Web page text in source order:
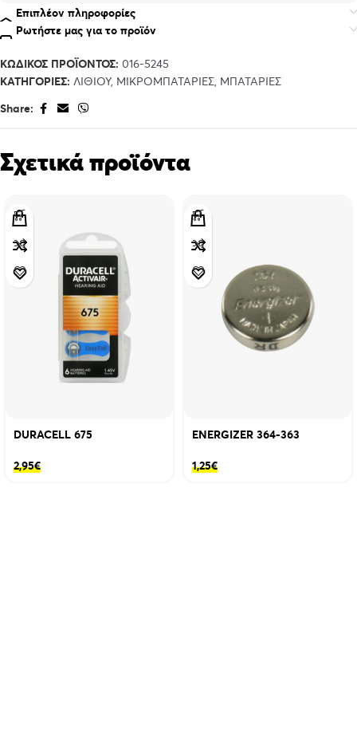
Επιπλέον πληροφορίες
Ρωτήστε μας για το προϊόν
ΚΩΔΙΚΌΣ ΠΡΟΪΌΝΤΟΣ: 016-5245
ΚΑΤΗΓΟΡΊΕΣ: ΛΙΘΊΟΥ, ΜΙΚΡΟΜΠΑΤΑΡΊΕΣ, ΜΠΑΤΑΡΊΕΣ
Share:
Σχετικά προϊόντα
DURACELL 675
2,95€
ENERGIZER 364-363
1,25€